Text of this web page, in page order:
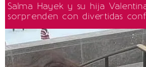
Salma Hayek y su hija
sorprenden con divertidas